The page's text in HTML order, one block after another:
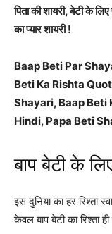
पिता की शायरी, बेटी के लिए
का प्यार शायरी !
Baap Beti Par
Beti Ka Rishta
Shayari, Baap Beti
Hindi, Papa Beti
बाप बेटी के
इस दुनिया का हर रिश्ता
केवल बाप बेटी का रिश्ता